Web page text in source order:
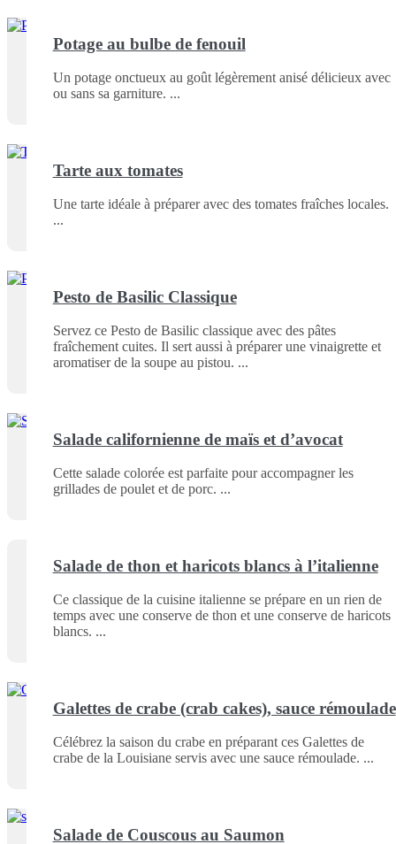
Potage au bulbe de fenouil
Un potage onctueux au goût légèrement anisé délicieux avec
ou sans sa garniture.
Tarte aux tomates
Une tarte idéale à préparer avec des tomates fraîches locales.
Pesto de Basilic Classique
Servez ce Pesto de Basilic classique avec des pâtes
fraîchement cuites. Il sert aussi à préparer une vinaigrette et
aromatiser de la soupe au pistou.
Salade californienne de maïs et d’avocat
Cette salade colorée est parfaite pour accompagner les
grillades de poulet et de porc.
Salade de thon et haricots blancs à l’italienne
Ce classique de la cuisine italienne se prépare en un rien de
temps avec une conserve de thon et une conserve de haricots
blancs.
Galettes de crabe (crab cakes), sauce rémoulade
Célébrez la saison du crabe en préparant ces Galettes de
crabe de la Louisiane servis avec une sauce rémoulade.
Salade de Couscous au Saumon